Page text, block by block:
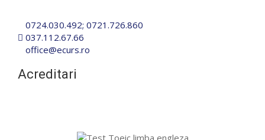
0724.030.492; 0721.726.860
037.112.67.66
office@ecurs.ro
Acreditari